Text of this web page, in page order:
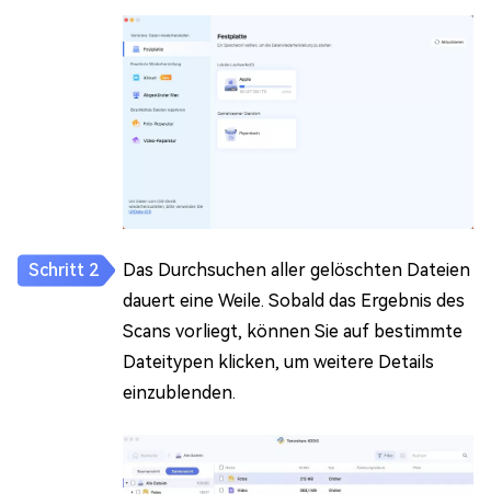
Das Durchsuchen aller gelöschten Dateien
dauert eine Weile. Sobald das Ergebnis des
Scans vorliegt, können Sie auf bestimmte
Dateitypen klicken, um weitere Details
einzublenden.